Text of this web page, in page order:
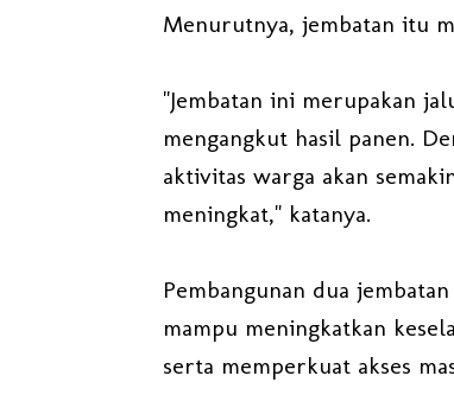
Menurutnya, jembatan itu
"Jembatan ini merupakan
mengangkut hasil panen.
aktivitas warga akan
meningkat," katanya.
Pembangunan dua
mampu meningkatkan
serta memperkuat akses